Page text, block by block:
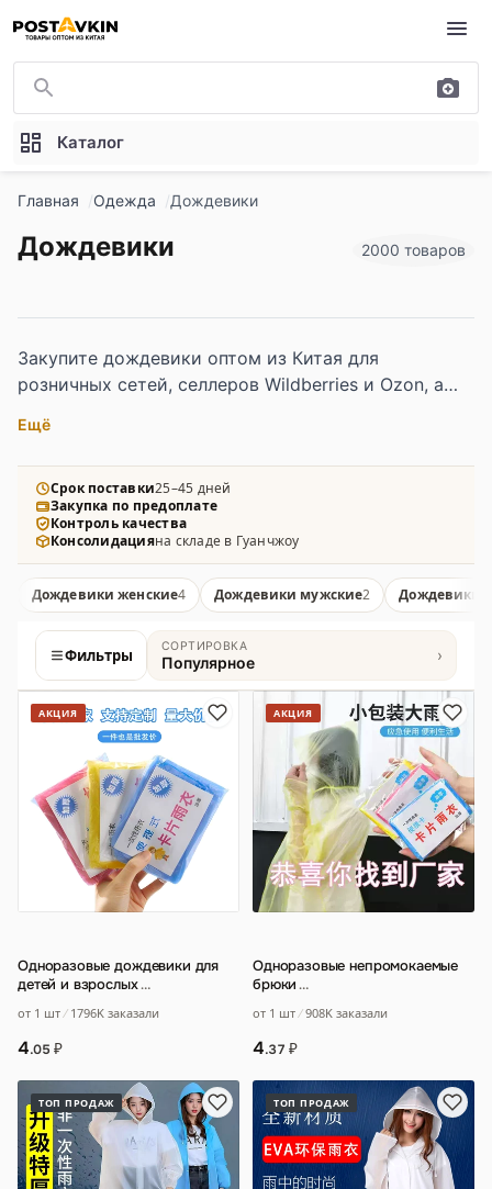
Перейти к основному содержимому
Каталог
Главная Одежда Дождевики
Дождевики 2000 товаров
Закупите дождевики оптом из Китая для
розничных сетей, селлеров Wildberries и Ozon, а
— дождевики детские, женские и мужские: лёгкие
непромокаемые модели, компактные складные
варианты, утеплённые версии с капюшоном и
отражателями, выполненные из ПВХ, полиэстера и
мембранных тканей.
Ещё
Срок поставки25–45 дней
Закупка по предоплате
Контроль качества
Консолидацияна складе в Гуанчжоу
Дождевики женские4 Дождевики мужские2 Дождевики
Фильтры СОРТИРОВКА
Популярное ›
Товары
АКЦИЯ
Одноразовые дождевики для
детей и взрослых…
от 1 шт 1796K заказали
4.05 ₽
АКЦИЯ
Одноразовые непромокаемые
брюки…
от 1 шт 908K заказали
4.37 ₽
ТОП ПРОДАЖ ТОП ПРОДАЖ